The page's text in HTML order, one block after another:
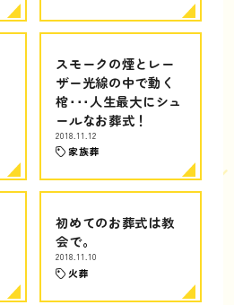
スモークの煙とレー
ザー光線の中で動く
棺･･･人生最大にシュ
ールなお葬式！
2018.11.12
家族葬
初めてのお葬式は教
会で。
2018.11.10
火葬